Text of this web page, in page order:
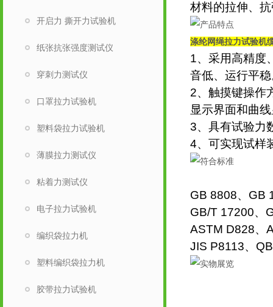
材料的拉伸、
涤纶网绳拉力试验机
1、采用高精度
音低、运行平
2、触摸键操作
显示界面和曲
3、具有试验力
4、可实现试样
GB 8808、GB
GB/T 17200、
ASTM D828、
JIS P8113、
开启力 撕开力试验机
纸张抗张强度测试仪
穿刺力测试仪
口罩拉力试验机
塑料袋拉力试验机
薄膜拉力测试仪
粘着力测试仪
电子拉力试验机
编织袋拉力机
塑料编织袋拉力机
胶带拉力试验机